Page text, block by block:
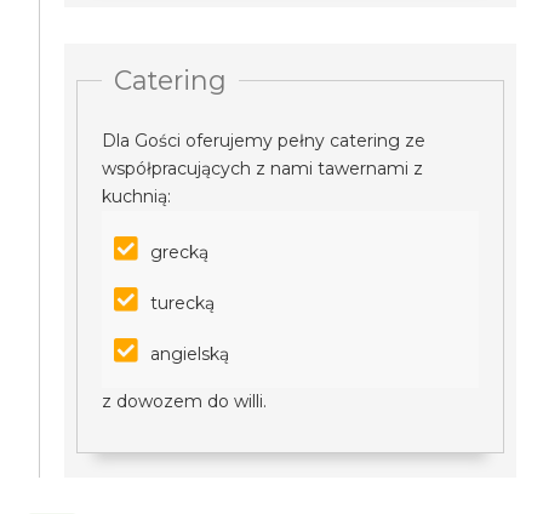
Catering
Dla Gości oferujemy pełny catering ze
współpracujących z nami tawernami z
kuchnią:
grecką
turecką
angielską
z dowozem do willi.